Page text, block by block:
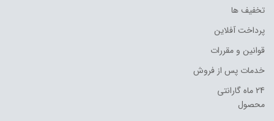
تخفیف ها
پرداخت آفلاین
قوانین و مقررات
خدمات پس از فروش
24 ماه گارانتی
محصول